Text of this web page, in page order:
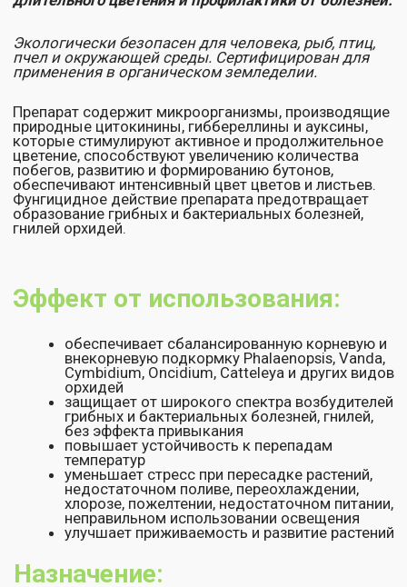
корневая подкормка (полив)
погружение корней (напаивание)
Назначение:
хлорозе, пожелтении, недостаточном питании,
Особенности применения:
Опрыскивание по листу и верхнему слою
проводят раствором биопрепарата (см.
таблицу) 1 раз с интервалом 7-14 дней, без попадания
солнечного света в любой период вегетации и
цветения. Избегать попадания раствора на бутоны и
цветы. В случае скопления влаги в пазухах между
листьями и точках роста, промокнуть ее салфеткой
или бумажным полотенцем.
Корневую подкормку (полив)проводят в фазе
активного роста и развития растения поливом под
корень, до оптимального увлажнения почвы
(субстрата).
Погружение корней (напаивание)проводят в
течение 30-60 мин.
профилактики при пересадке, повреждении тургора
корней, или при обрезании корней. После напаивания
Состав:
микроорганизмов: не менее 1,0х10 КОЕ/см
, с
содержанием остатков питательной среды и
метаболитов.
живые клетки и споры бактерий Bacillus
subtilis;
азотфиксирующие бактерии Azotobacter,
фосфор– и калиймобилизирующие бактерии
Bacillus megaterium, Bacillus polymyxa;